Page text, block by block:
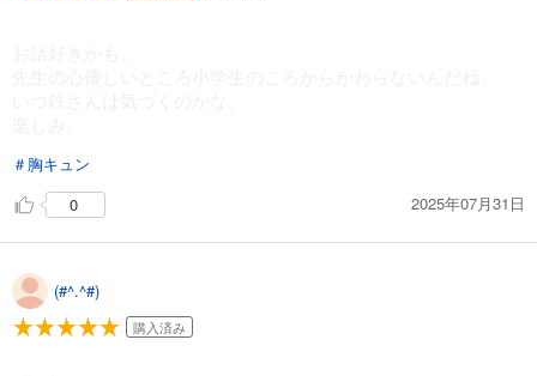
＃胸キュン
0
2025年07月31日
(#^.^#)
購入済み